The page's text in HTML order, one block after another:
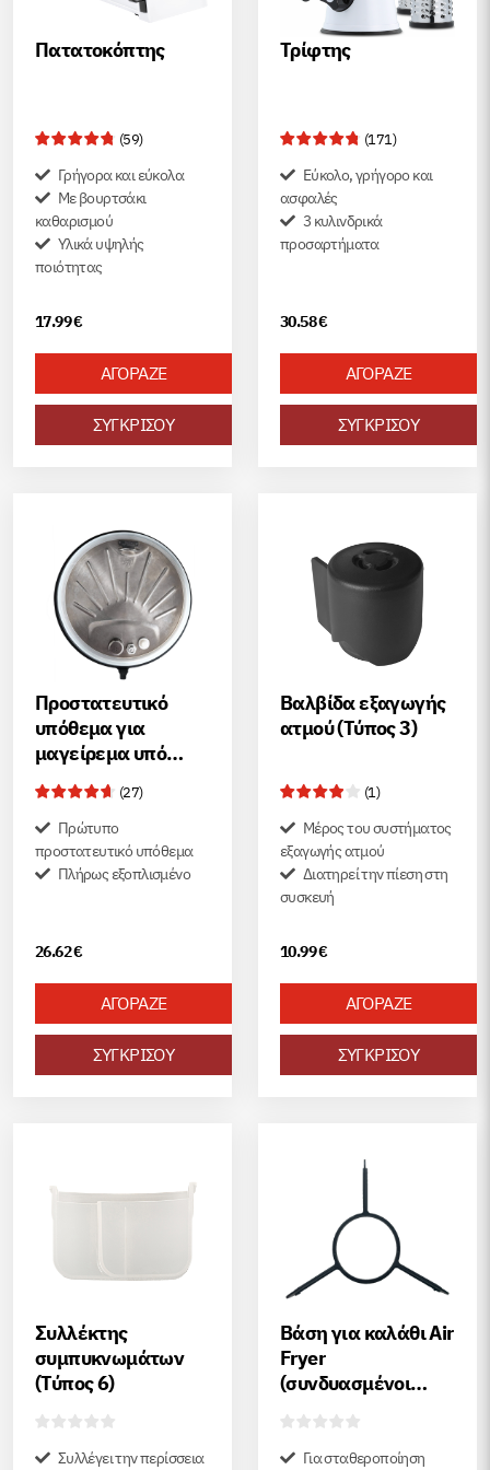
Πατατοκόπτης
(59)
Γρήγορα και εύκολα
Με βουρτσάκι
καθαρισμού
Υλικά υψηλής
ποιότητας
17.99€
ΑΓΟΡΑΖΕ
ΣΥΓΚΡΙΣΟΥ
Τρίφτης
(171)
Εύκολο, γρήγορο και
ασφαλές
3 κυλινδρικά
προσαρτήματα
30.58€
ΑΓΟΡΑΖΕ
ΣΥΓΚΡΙΣΟΥ
Προστατευτικό
υπόθεμα για
μαγείρεμα υπό
πίεση
(27)
Πρώτυπο
προστατευτικό υπόθεμα
Πλήρως εξοπλισμένο
26.62€
ΑΓΟΡΑΖΕ
ΣΥΓΚΡΙΣΟΥ
Βαλβίδα εξαγωγής
ατμού (Τύπος 3)
(1)
Μέρος του συστήματος
εξαγωγής ατμού
Διατηρεί την πίεση στη
συσκευή
10.99€
ΑΓΟΡΑΖΕ
ΣΥΓΚΡΙΣΟΥ
Συλλέκτης
συμπυκνωμάτων
(Τύπος 6)
Συλλέγει την περίσσεια
Βάση για καλάθι Air
Fryer
(συνδυασμένοι
πολυμάγειρες) για
Instant Pot Duo
Crisp Ultimate 6,2
Για σταθεροποίηση